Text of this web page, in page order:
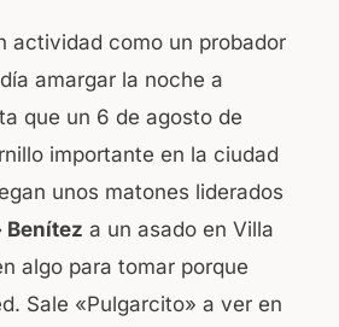
actividad como un probador
amargar la noche a
que un 6 de agosto de
importante en la ciudad
unos matones liderados
Benítez a un asado en Villa
algo para tomar porque
Sale «Pulgarcito» a ver en